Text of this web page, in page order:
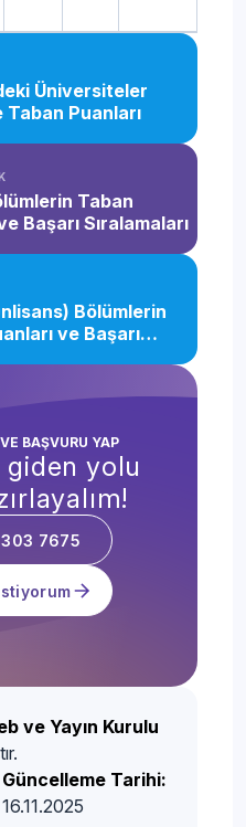
Üniversiteler
Puanları
Taban
Başarı Sıralamaları
Bölümlerin
ve Başarı
BAŞVURU YAP
giden yolu
7675
ve Yayın Kurulu
Güncelleme Tarihi:
16.11.2025